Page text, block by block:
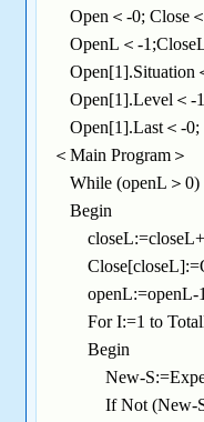
Open＜-0; Close
OpenL＜-
Open[1].Level＜
Open[1].Last＜-
＜Main Program＞
While (openL＞0)
Begin
For I:=1 to
Begin
New-
If Not (New-S